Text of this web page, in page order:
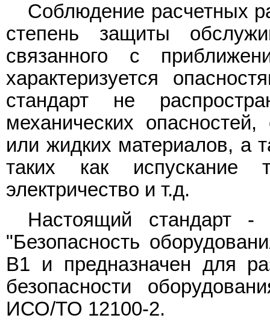
Соблюдение расчетных
степень защиты
связанного с
характеризуется
стандарт не
механических
или жидких материалов, а
таких как испускание
электричество и т.д.
Настоящий стандарт -
"Безопасность
B1 и предназначен для
безопасности
ИСО/ТО 12100-2.